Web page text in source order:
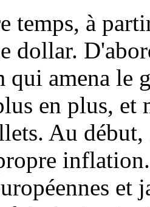
temps, à
dollar.
qui amena le
en plus, et
Au
et